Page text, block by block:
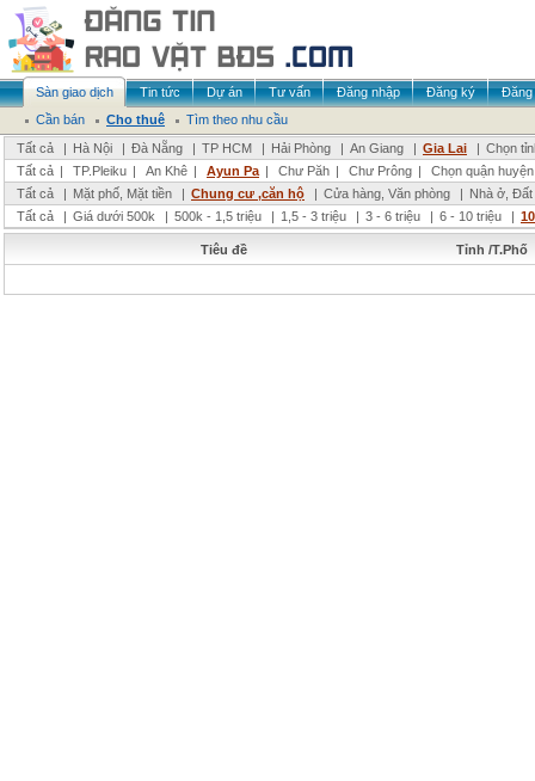
Sàn giao dịch Tin tức Dự án Tư vấn Đăng nhập Đăng ký
Đăng
Cần bán
Cho thuê
Tìm theo nhu cầu
Tất cả
| Hà Nội | Đà Nẵng | TP HCM | Hải Phòng | An Giang | Gia Lai | Chọn
Tất cả | TP.Pleiku | An Khê | Ayun Pa | Chư Păh | Chư Prông |
Chọn quận
Tất cả
| Mặt phố, Mặt tiền | Chung cư ,căn hộ | Cửa hàng, Văn phòng | Nhà ở,
Tất cả
| Giá dưới 500k | 500k - 1,5 triệu | 1,5 - 3 triệu | 3 - 6 triệu | 6 - 10 triệu |
Tiêu đề Tỉnh /T.Phố